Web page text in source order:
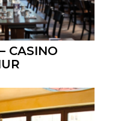
CASINO